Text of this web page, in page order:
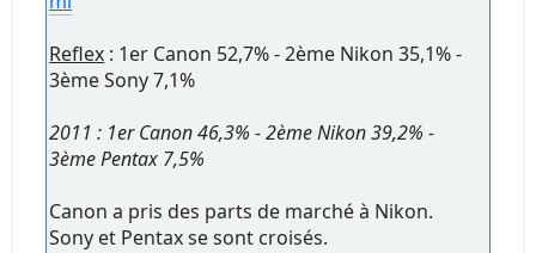
Reflex : 1er Canon 52,7% - 2ème Nikon 35,1% -
3ème Sony 7,1%
2011 : 1er Canon 46,3% - 2ème Nikon 39,2% -
3ème Pentax 7,5%
Canon a pris des parts de marché à Nikon.
Sony et Pentax se sont croisés.